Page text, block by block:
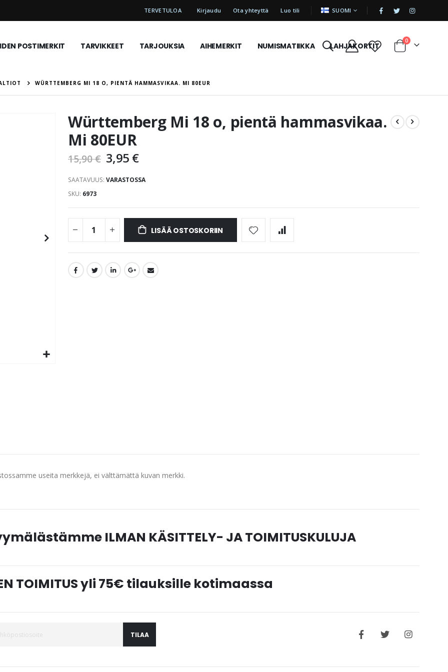
TERVETULOA Kirjaudu Ota yhteyttä Luo tili KIELI SUOMI |
POSTIMERKIT TARVIKKEET TARJOUKSIA AIHEMERKIT NUMISMATIIKKA LAHJAKORTIT Cart
0tuotetta
WÜRTTEMBERG MI 18 O, PIENTÄ HAMMASVIKAA. MI 80EUR
Württemberg Mi 18 o, pientä hammasvikaa.
Mi 80EUR
15,90 € 3,95 €
SAATAVUUS: VARASTOSSA
SKU 6973
LISÄÄ OSTOSKORIIN
useita merkkejä, ei välttämättä kuvan merkki.
ILMAN KÄSITTELY- JA TOIMITUSKULUJA
TOIMITUS yli 75€ tilauksille kotimaassa
TILAA